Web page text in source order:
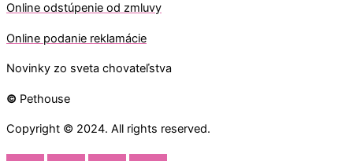
Online odstúpenie od zmluvy
Online podanie reklamácie
Novinky zo sveta chovateľstva
© Pethouse
Copyright © 2024. All rights reserved.